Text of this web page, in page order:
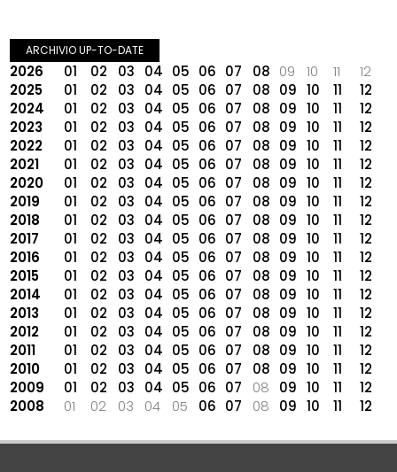
ARCHIVIO UP-TO-DATE
2026 01 02 03 04 05 06 07 08 09 10 11
12
2025
01 02 03 04 05 06 07 08 09 10 11
12
2024
01 02 03 04 05 06 07 08 09 10 11
12
2023
01 02 03 04 05 06 07 08 09 10 11
12
2022
01 02 03 04 05 06 07 08 09 10 11
12
2021
01 02 03 04 05 06 07 08 09 10 11
12
2020
01 02 03 04 05 06 07 08 09 10 11
12
2019
01 02 03 04 05 06 07 08 09 10 11
12
2018
01 02 03 04 05 06 07 08 09 10 11
12
2017
01 02 03 04 05 06 07 08 09 10 11
12
2016
01 02 03 04 05 06 07 08 09 10 11
12
2015
01 02 03 04 05 06 07 08 09 10 11
12
2014
01 02 03 04 05 06 07 08 09 10 11
12
2013
01 02 03 04 05 06 07 08 09 10 11
12
2012
01 02 03 04 05 06 07 08 09 10 11
12
2011
01 02 03 04 05 06 07 08 09 10 11
12
2010
01 02 03 04 05 06 07 08 09 10 11
12
2009
01 02 03 04 05 06 07 08 09 10 11
12
2008
01 02 03 04 05 06 07 08 09 10 11 12